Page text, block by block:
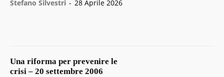
Stefano Silvestri - 28 Aprile 2026
Una riforma per prevenire le
crisi – 20 settembre 2006